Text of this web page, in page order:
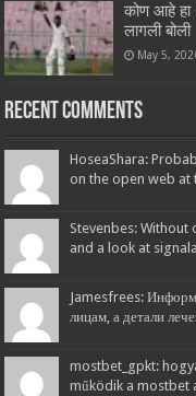
कोण आहे हा
लागली बोली
May 5,
Recent Comments
HoseaShara:
on the open web at
Stevenbes:
and a look at
Jamesfrees:
лицам, а детали
mostbet_gpkt:
működik a mostbet